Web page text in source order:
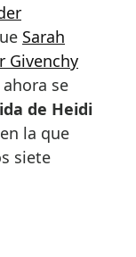
Sarah
Givenchy
se
de Heidi
en la que
siete